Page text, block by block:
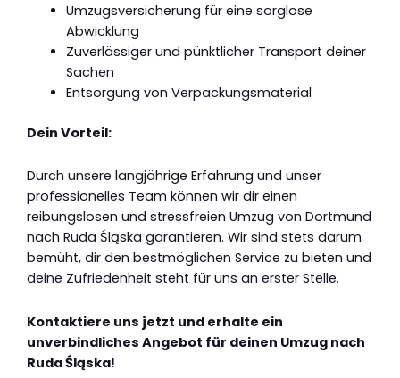
Umzugsversicherung für eine sorglose
Abwicklung
Zuverlässiger und pünktlicher Transport deiner
Sachen
Entsorgung von Verpackungsmaterial
Dein Vorteil:
Durch unsere langjährige Erfahrung und unser
professionelles Team können wir dir einen
reibungslosen und stressfreien Umzug von Dortmund
nach Ruda Śląska garantieren. Wir sind stets darum
bemüht, dir den bestmöglichen Service zu bieten und
deine Zufriedenheit steht für uns an erster Stelle.
Kontaktiere uns jetzt und erhalte ein
unverbindliches Angebot für deinen Umzug nach
Ruda Śląska!